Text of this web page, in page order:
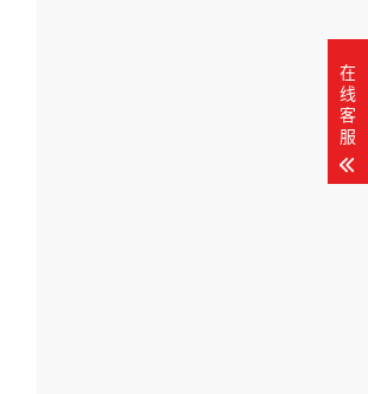
在
线
客
服